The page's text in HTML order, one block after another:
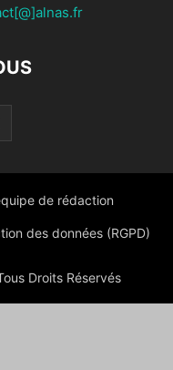
de rédaction
des données (RGPD)
Droits Réservés